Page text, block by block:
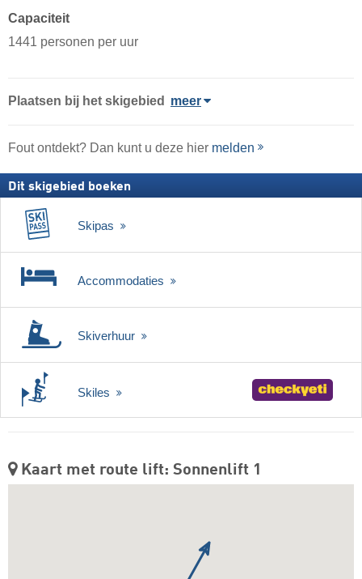
Capaciteit
1441 personen per uur
Plaatsen bij het skigebied meer
Fout ontdekt? Dan kunt u deze hier melden
Dit skigebied boeken
Skipas
Accommodaties
Skiverhuur
Skiles
Kaart met route lift: Sonnenlift 1